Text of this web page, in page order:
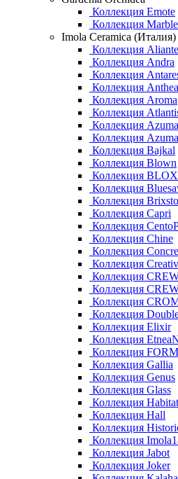
Коллекция Emote
Коллекция
Imola Ceramica (Италия)
Коллекция Aliante
Коллекция Andra
Коллекция
Коллекция Anthea
Коллекция Aroma
Коллекция
Коллекция Azuma
Коллекция
Коллекция Bajkal
Коллекция Blown
Коллекция BLOX
Коллекция
Коллекция
Коллекция Capri
Коллекция
Коллекция Chine
Коллекция
Коллекция
Коллекция
Коллекция
Коллекция
Коллекция
Коллекция Elixir
Коллекция
Коллекция
Коллекция Gallia
Коллекция Genus
Коллекция Glass
Коллекция Habitat
Коллекция Hall
Коллекция
Коллекция
Коллекция Jabot
Коллекция Joker